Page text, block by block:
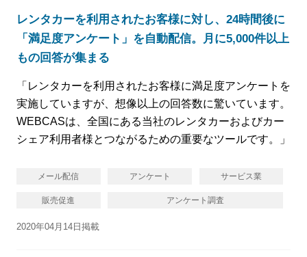
レンタカーを利用されたお客様に対し、24時間後に
「満足度アンケート」を自動配信。月に5,000件以上
もの回答が集まる
「レンタカーを利用されたお客様に満足度アンケートを
実施していますが、想像以上の回答数に驚いています。
WEBCASは、全国にある当社のレンタカーおよびカー
シェア利用者様とつながるための重要なツールです。」
メール配信 アンケート サービス業
販売促進 アンケート調査
2020年04月14日掲載